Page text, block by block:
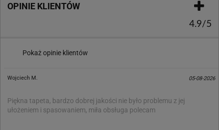
OPINIE KLIENTÓW
4.9/5
Pokaż opinie klientów
Wojciech M. 05-08-2026
Piękna tapeta, bardzo dobrej jakości nie było problemu z jej
ułożeniem i spasowaniem, miła obsługa polecam